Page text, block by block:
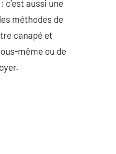
aussi une
méthodes de
canapé et
même ou de